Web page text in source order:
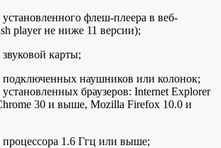
флеш-плеера в веб-
player не ниже 11 версии);
карты;
наушников или колонок;
браузеров: Internet Explorer
30 и выше, Mozilla Firefox 10.0 и
1.6 Ггц или выше;